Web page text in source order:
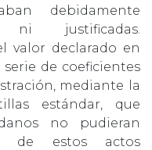
debidamente
ni justificadas.
valor declarado en
de coeficientes
mediante la
estándar, que
no pudieran
de estos actos